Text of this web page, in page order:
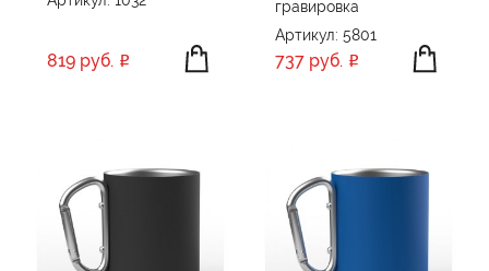
ПРИМЕНИТЬ СБРОСИТЬ
819 руб.
гравировка
Артикул: 5801
737 руб.